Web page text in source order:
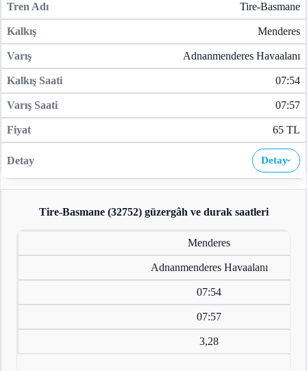
Tire-Basmane
Menderes
Adnanmenderes Havaalanı
07:54
07:57
65 TL
Detay›
Tire-Basmane (32752)güzergâh ve durak saatleri
Menderes
Adnanmenderes Havaalanı
07:54
07:57
3,28